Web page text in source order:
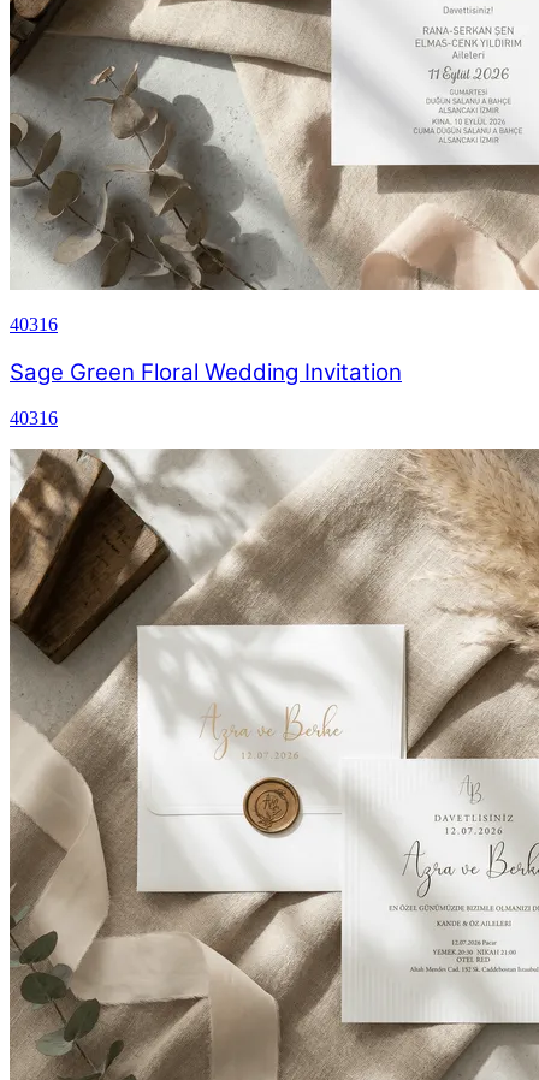
40316
Sage Green Floral Wedding Invitation
40316